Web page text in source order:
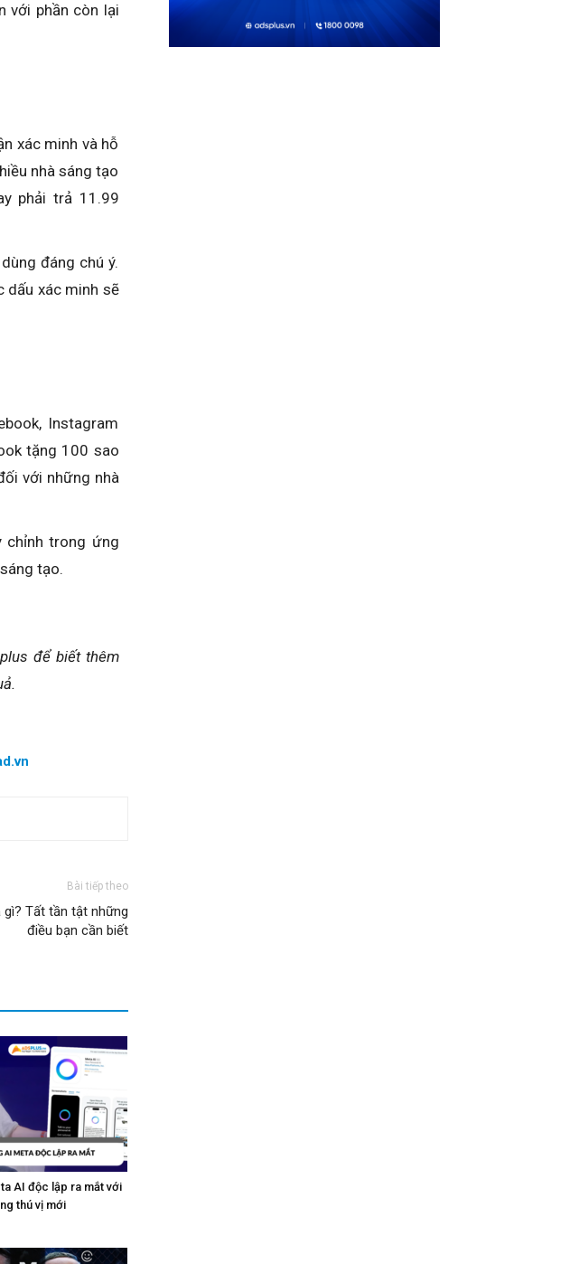
với phần còn lại
xác minh và hỗ
nhà sáng tạo
phải trả 11.99
đáng chú ý.
dấu xác minh sẽ
Instagram
tặng 100 sao
với những nhà
chỉnh trong ứng
tạo.
để biết thêm
Bài tiếp theo
gì? Tất tần tật những
điều bạn cần biết
AI độc lập ra mắt với
thú vị mới